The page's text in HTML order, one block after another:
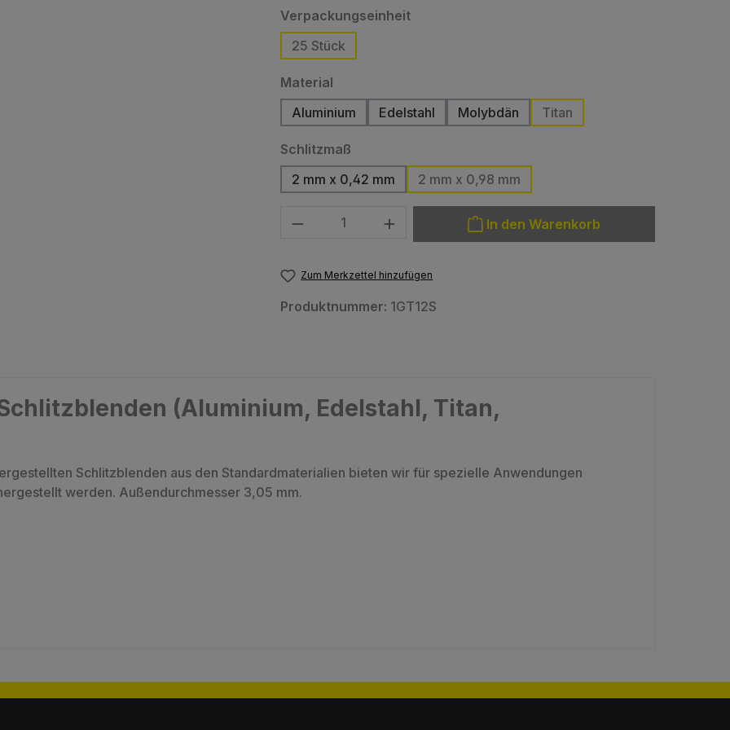
Verpackungseinheitauswählen
25 Stück
Material
Aluminium
Edelstahl Molybdän Titan
Schlitzmaß
2 mm x 0,42 mm
2 mm x 0,98 mm
Produkt Anzahl: Gib den gewünschten Wert ein oder benutze die
In den Warenkorb
Zum Merkzettel hinzufügen
Produktnummer: 1GT12S
(Aluminium, Edelstahl, Titan,
Schlitzblenden aus den Standardmaterialien bieten wir für spezielle Anwendungen
werden. Außendurchmesser 3,05 mm.